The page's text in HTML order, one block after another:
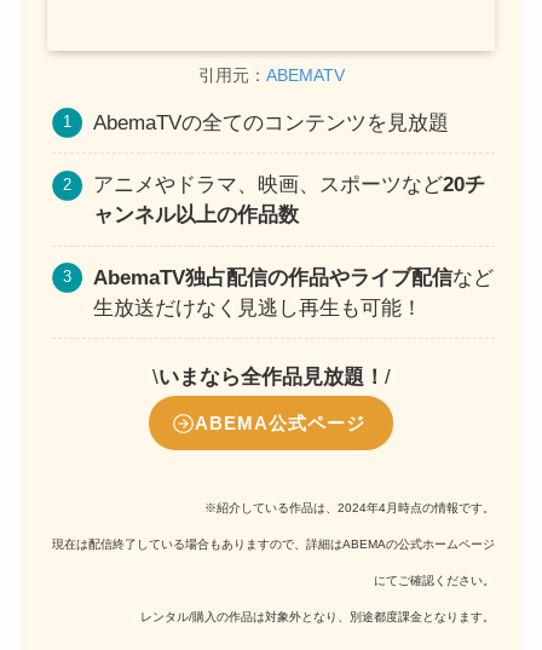
引用元： ABEMATV
AbemaTVの全てのコンテンツを見放題
アニメやドラマ、映画、スポーツなど20チ
ャンネル以上の作品数
AbemaTV独占配信の作品やライブ配信など
生放送だけなく見逃し再生も可能！
\いまなら全作品見放題！ /
ABEMA公式ページ
※紹介している作品は、2024年4月時点の情報です。
現在は配信終了している場合もありますので、詳細はABEMAの公式ホームページ
にてご確認ください。
レンタル/購入の作品は対象外となり、別途都度課金となります。